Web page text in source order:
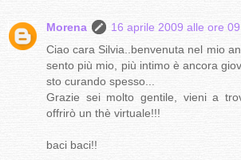
Morena
16 aprile 2009 alle ore
Ciao cara Silvia..benvenuta nel mio
sento più mio, più intimo è ancora
sto curando spesso...
Grazie sei molto gentile, vieni a
offrirò un thè virtuale!!!
baci baci!!